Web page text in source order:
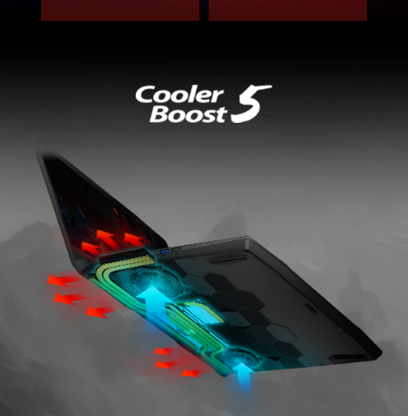
التبريد المعاد تشكيله
مع تصميم أنبوب مشترك
تم تقديم ميزة أنبوب التبريد المشترك الجديدة، وهي أنبوب